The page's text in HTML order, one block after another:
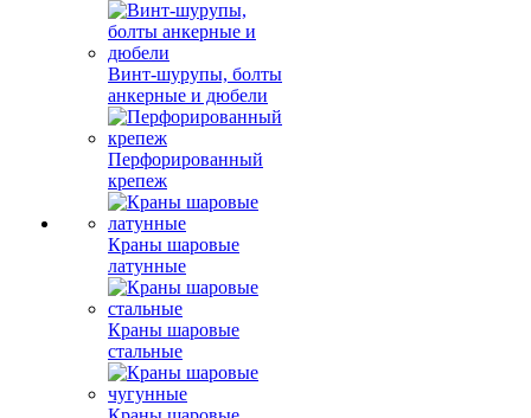
Винт-шурупы, болты
анкерные и дюбели
Перфорированный
крепеж
Краны шаровые
латунные
Краны шаровые
стальные